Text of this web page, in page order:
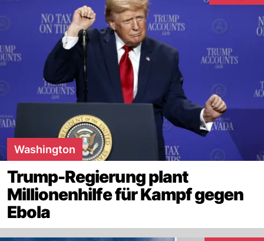
Washington
Trump-Regierung plant
Millionenhilfe für Kampf gegen
Ebola